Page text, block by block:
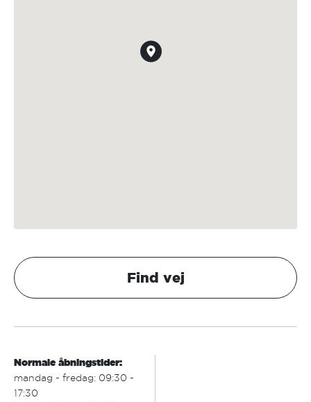
Find vej
Normale åbningstider:
mandag - fredag: 09:30 -
17:30